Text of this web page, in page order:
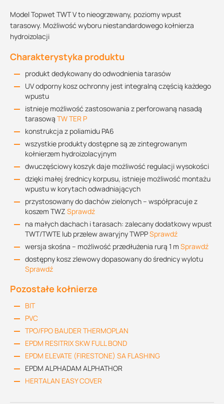
Model Topwet TWT V to nieogrzewany, poziomy wpust
tarasowy. Możliwość wyboru niestandardowego kołnierza
hydroizolacji
Charakterystyka produktu
produkt dedykowany do odwodnienia tarasów
UV odporny kosz ochronny jest integralną częścią każdego
wpustu
istnieje możliwość zastosowania z perforowaną nasadą
tarasową TW TER P
konstrukcja z poliamidu PA6
wszystkie produkty dostępne są ze zintegrowanym
kołnierzem hydroizolacyjnym
dwuczęściowy koszyk daje możliwość regulacji wysokości
dzięki małej średnicy korpusu, istnieje możliwość montażu
wpustu w korytach odwadniających
przystosowany do dachów zielonych – współpracuje z
koszem TWZ Sprawdź
na małych dachach i tarasach: zalecany dodatkowy wpust
TWT/TWTE lub przelew awaryjny TWPPSprawdź
wersja skośna – możliwość przedłużenia rurą 1 m Sprawdź
dostępny kosz zlewowy dopasowany do średnicy wylotu
Sprawdź
Pozostałe kołnierze
BIT
PVC
TPO/FPO BAUDER THERMOPLAN
EPDM RESITRIX SKW FULL BOND
EPDM ELEVATE (FIRESTONE) SA FLASHING
EPDM ALPHADAM ALPHATHOR
HERTALAN EASY COVER